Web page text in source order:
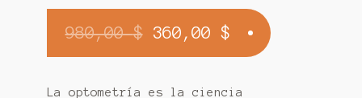
980,00$ El
precio
original
360,00 $El
precio
actual
La optometría es la ciencia